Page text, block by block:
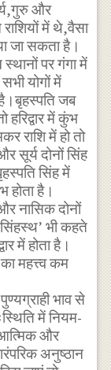
और
में थे,वैसा
जा सकता है।
पर गंगा में
योगों में
है।बृहस्पति जब
हरिद्वार में कुंभ
राशि में हो तो
सूर्य दोनों सिंह
सिंह में
होता है।
नासिक दोनों
भी कहते
में होता है।
का महत्त्व कम
भाव से
में नियम-
आत्मिक और
अनुष्ठान